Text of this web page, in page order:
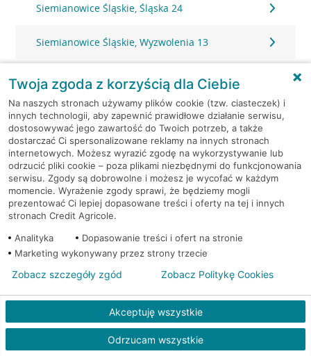
Siemianowice Śląskie, Śląska 24
Siemianowice Śląskie, Wyzwolenia 13
Sosnowiec, 3 Maja 20
Sosnowiec, Baczyńskiego 25D
Sosnowiec, Bohaterów Monte Cassino 48A
Sosnowiec, Braci Mieroszewskich 2
Sosnowiec, Braci Mieroszewskich 2
Sosnowiec, Braci Mieroszewskich 51
Sosnowiec, Długosza 80
Sosnowiec, Gen. Stefana Grota-Roweckiego 40
Sosnowiec, Główna 22
Twoja zgoda z korzyścią dla Ciebie
Na naszych stronach używamy plików cookie (tzw. ciasteczek) i
innych technologii, aby zapewnić prawidłowe działanie serwisu,
dostosowywać jego zawartość do Twoich potrzeb, a także
dostarczać Ci spersonalizowane reklamy na innych stronach
internetowych. Możesz wyrazić zgodę na wykorzystywanie lub
odrzucić pliki cookie – poza plikami niezbędnymi do funkcjonowania
serwisu. Zgody są dobrowolne i możesz je wycofać w każdym
momencie. Wyrażenie zgody sprawi, że będziemy mogli
prezentować Ci lepiej dopasowane treści i oferty na tej i innych
stronach Credit Agricole.
Analityka
Dopasowanie treści i ofert na stronie
Marketing wykonywany przez strony trzecie
Akceptuję wszystkie
Odrzucam wszystkie
Zobacz szczegóły zgód Zobacz Politykę Cookies